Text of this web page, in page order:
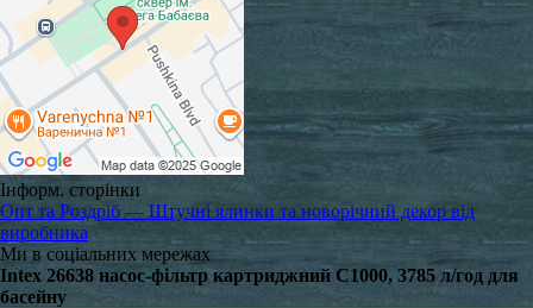
Інформ. сторінки
Опт та Роздріб — Штучні ялинки та новорічний декор від
виробника
Ми в соціальних мережах
Intex 26638 насос-фільтр картриджний C1000, 3785 л/год для
басейну